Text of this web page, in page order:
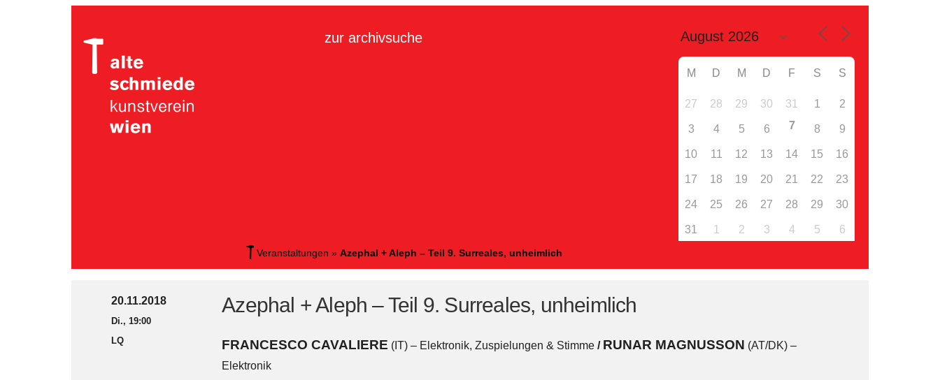
zur archivsuche
M D M D F S S
27 28 29 30 31 1 2
3 4 5 6 7 8 9
10 11 12 13 14 15 16
17 18 19 20 21 22 23
24 25 26 27 28 29 30
31 1 2 3 4 5 6
Veranstaltungen » Azephal + Aleph – Teil 9. Surreales, unheimlich
20.11.2018
Di., 19:00
LQ
Azephal + Aleph – Teil 9. Surreales, unheimlich
FRANCESCO CAVALIERE (IT) – Elektronik, Zuspielungen & Stimme / RUNAR MAGNUSSON (AT/DK) –
Elektronik